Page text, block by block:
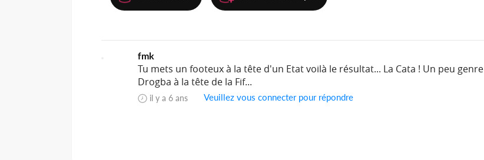
fmk
Tu mets un footeux à la tête d'un Etat voilà le résultat... La Cata ! Un peu genre
Drogba à la tête de la Fif...
il y a 6 ans Veuillez vous connecter pour répondre